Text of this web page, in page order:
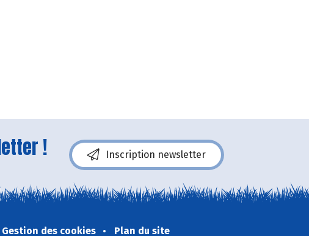
! Inscription newsletter
Gestion des cookies Plan du site